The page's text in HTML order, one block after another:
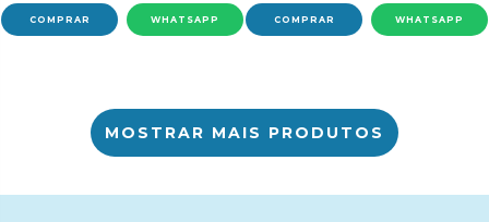
COMPRAR WHATSAPP COMPRAR WHATSAPP
MOSTRAR MAIS PRODUTOS